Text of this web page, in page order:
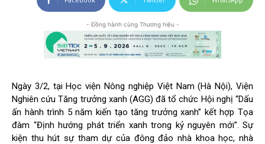
- Đồng hành cùng Thương hiệu -
Ngày 3/2, tại Học viện Nông nghiệp Việt Nam (Hà Nội), Viện
Nghiên cứu Tăng trưởng xanh (AGG) đã tổ chức Hội nghị “Dấu
ấn hành trình 5 năm kiến tạo tăng trưởng xanh” kết hợp Tọa
đàm “Định hướng phát triển xanh trong kỷ nguyên mới”. Sự
kiện thu hút sự tham dự của đông đảo nhà khoa học, nhà